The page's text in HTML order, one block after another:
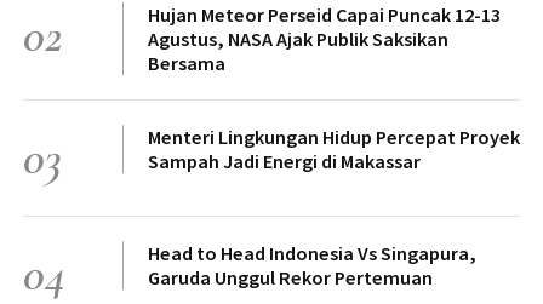
02
Hujan Meteor Perseid Capai Puncak 12-13
Agustus, NASA Ajak Publik Saksikan
Bersama
03
Menteri Lingkungan Hidup Percepat Proyek
Sampah Jadi Energi di Makassar
04
Head to Head Indonesia Vs Singapura,
Garuda Unggul Rekor Pertemuan